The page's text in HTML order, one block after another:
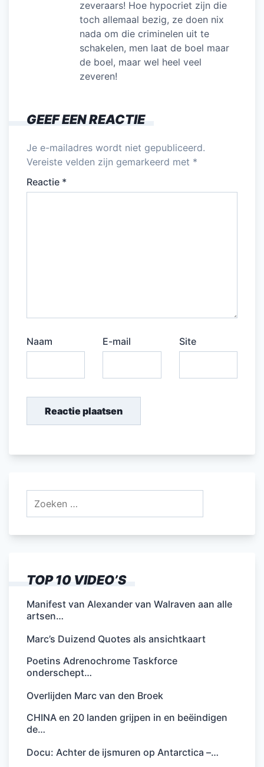
zeveraars! Hoe hypocriet zijn die
toch allemaal bezig, ze doen nix
nada om die criminelen uit te
schakelen, men laat de boel maar
de boel, maar wel heel veel
zeveren!
GEEF EEN REACTIE
Je e-mailadres wordt niet gepubliceerd.
Vereiste velden zijn gemarkeerd met *
Reactie *
Naam E-mail Site
TOP 10 VIDEO’S
Manifest van Alexander van Walraven aan alle
artsen…
Marc’s Duizend Quotes als ansichtkaart
Poetins Adrenochrome Taskforce
onderschept…
Overlijden Marc van den Broek
CHINA en 20 landen grijpen in en beëindigen
de…
Docu: Achter de ijsmuren op Antarctica –…